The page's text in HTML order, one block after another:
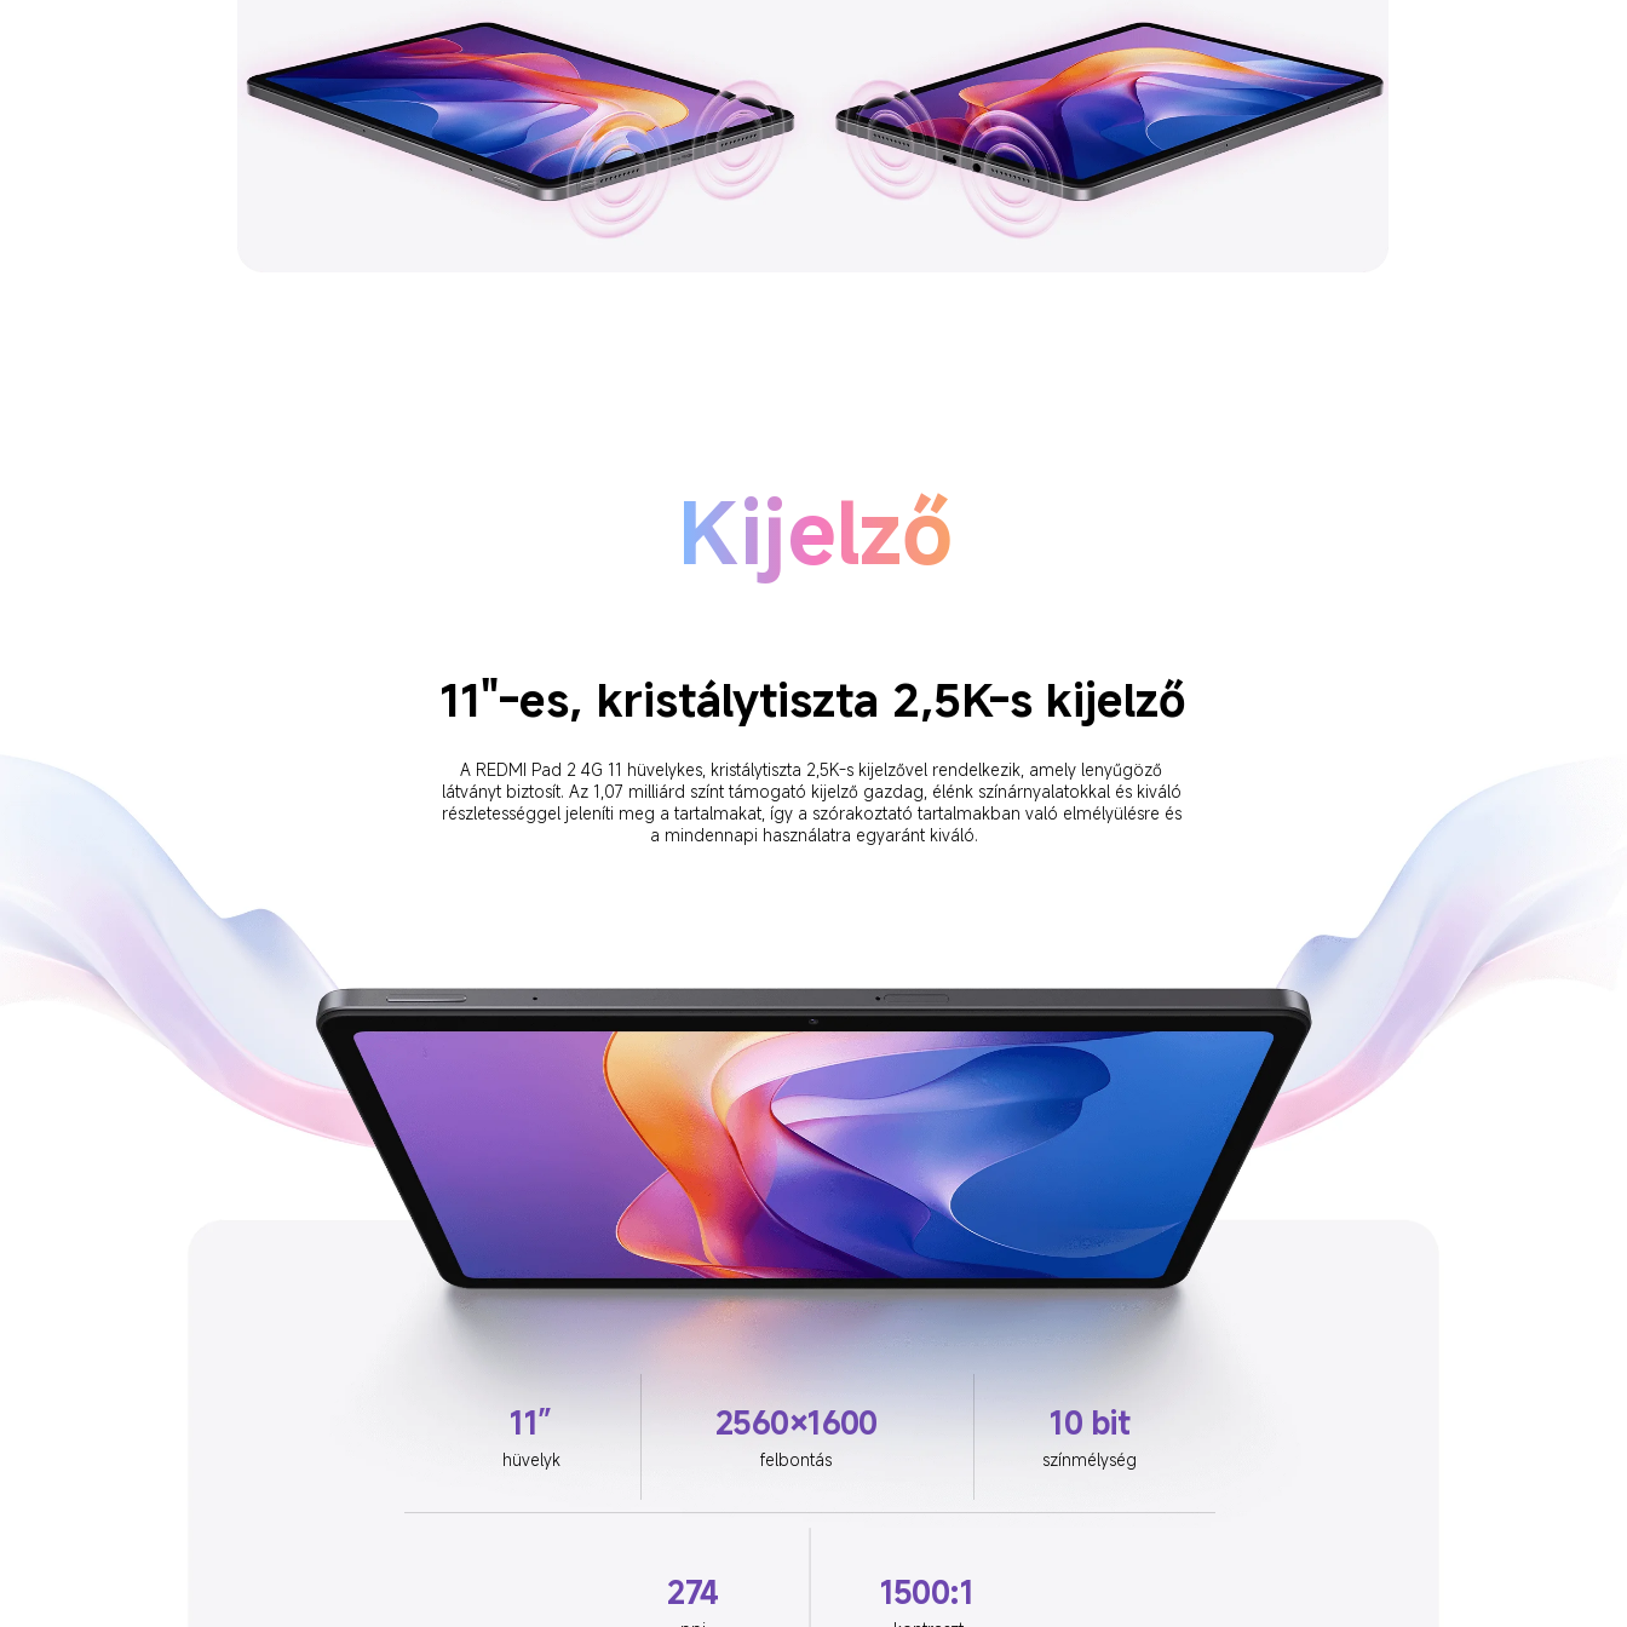
Kijelző
11"-es, kristálytiszta 2,5K-s kijelző
A REDMI Pad 2 4G 11 hüvelykes, kristálytiszta 2,5K-s kijelzővel rendelkezik, amely lenyűgöző
látványt biztosít. Az 1,07 milliárd színt támogató kijelző gazdag, élénk színárnyalatokkal és kiváló
részletességgel jeleníti meg a tartalmakat, így a szórakoztató tartalmakban való elmélyülésre és
a mindennapi használatra egyaránt kiváló.
11”
hüvelyk
2560×1600
felbontás
10 bit
színmélység
274 1500:1